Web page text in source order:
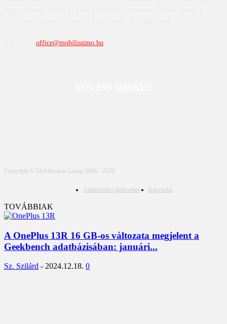
office@mobilissimo.hu
Copyright © Mobilissimo Group 2006 - 2026
Adatkezelési tájékoztató Kapcsolat
TOVÁBBIAK
A OnePlus 13R 16 GB-os változata megjelent a
Geekbench adatbázisában: januári...
Sz. Szilárd - 2024.12.18. 0